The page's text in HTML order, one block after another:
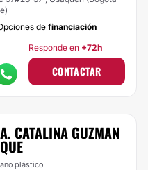
de financiación
Responde en +72h
CONTACTAR
CATALINA GUZMAN
plástico